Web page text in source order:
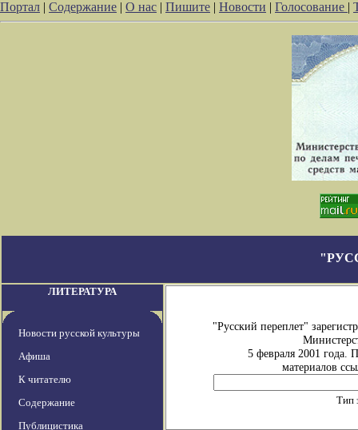
Портал | Содержание | О нас | Пишите | Новости | Голосование |
ЛИТЕРАТУРА
Новости русской культуры
Афиша
К читателю
Содержание
Публицистика
"Русский переплет"
5 февраля 2001 года.
материалов
Тип